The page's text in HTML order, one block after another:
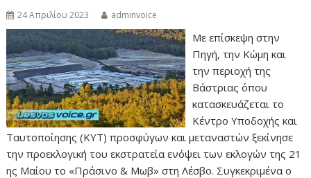
24 Απριλίου 2023 adminvoice
Με επίσκεψη στην
Πηγή, την Κώμη και
την περιοχή της
Βάστριας όπου
κατασκευάζεται το
Κέντρο Υποδοχής και
Ταυτοποίησης (ΚΥΤ) προσφύγων και μεταναστών ξεκίνησε
την προεκλογική του εκστρατεία ενόψει των εκλογών της 21
ης Μαίου το «Πράσινο & Μωβ» στη Λέσβο. Συγκεκριμένα ο